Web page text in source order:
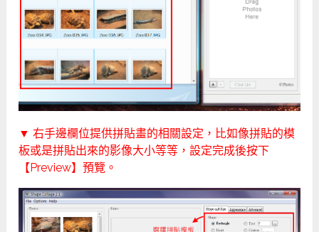
▼ 右手邊欄位提供拼貼畫的相關設定，比如像拼貼的模
板或是拼貼出來的影像大小等等，設定完成後按下
【Preview】預覽。